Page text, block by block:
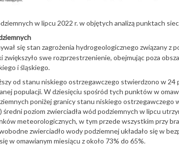
w lipcu 2022 r. w objętych analizą punktach
się stan zagrożenia hydrogeologicznego związany
zwiększyło swe rozprzestrzenienie, obejmując poza
i śląskiego.
od stanu niskiego ostrzegawczego stwierdzono w
populacji. W dziesięciu spośród tych punktów w
poniżej granicy stanu niskiego
poziom zwierciadła wód podziemnych w lipcu
meteorologicznych, w tym przede wszystkim przy
zwierciadło wody podziemnej układało się w
w omawianym miesiącu z około 73% do 65%.